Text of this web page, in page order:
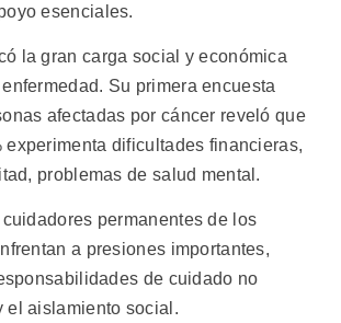
esenciales.
la gran carga social y económica
Su primera encuesta
afectadas por cáncer reveló que
experimenta dificultades financieras,
problemas de salud mental.
permanentes de los
a presiones importantes,
de cuidado no
el aislamiento social.